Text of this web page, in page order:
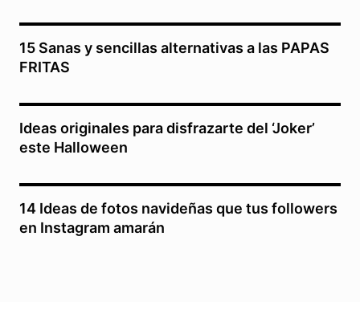
15 Sanas y sencillas alternativas a las PAPAS
FRITAS
Ideas originales para disfrazarte del ‘Joker’
este Halloween
14 Ideas de fotos navideñas que tus followers
en Instagram amarán